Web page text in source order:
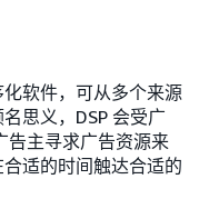
软件，可从多个来源
思义，DSP 会受广
告主寻求广告资源来
适的时间触达合适的